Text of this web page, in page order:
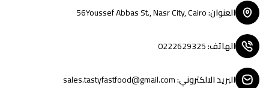
العنوان:
56Youssef Abbas St., Nasr City, Cairo
الهاتف:
0222629325
البريد الالكتروني:
sales.tastyfastfood@gmail.com